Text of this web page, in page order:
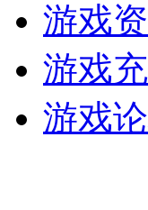
游戏
游戏
游戏